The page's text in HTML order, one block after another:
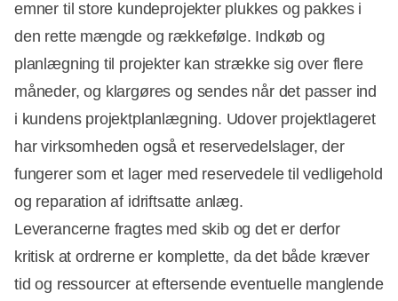
emner til store kundeprojekter plukkes og pakkes i
den rette mængde og rækkefølge. Indkøb og
planlægning til projekter kan strække sig over flere
måneder, og klargøres og sendes når det passer ind
i kundens projektplanlægning. Udover projektlageret
har virksomheden også et reservedelslager, der
fungerer som et lager med reservedele til vedligehold
og reparation af idriftsatte anlæg.
Leverancerne fragtes med skib og det er derfor
kritisk at ordrerne er komplette, da det både kræver
tid og ressourcer at eftersende eventuelle manglende